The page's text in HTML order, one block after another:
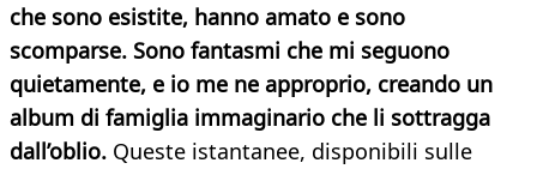
che sono esistite, hanno amato e sono
scomparse. Sono fantasmi che mi seguono
quietamente, e io me ne approprio, creando un
album di famiglia immaginario che li sottragga
dall’oblio. Queste istantanee, disponibili sulle